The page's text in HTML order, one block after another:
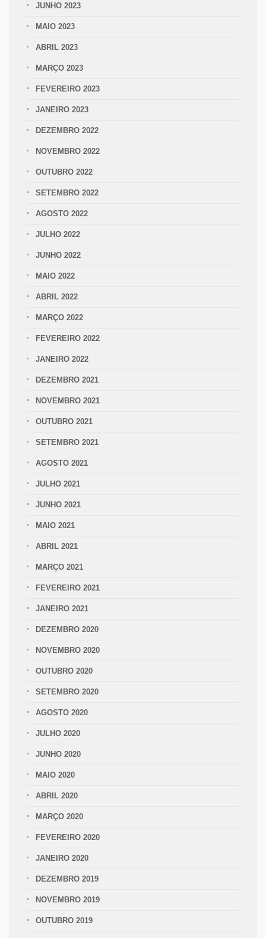
JUNHO 2023
MAIO 2023
ABRIL 2023
MARÇO 2023
FEVEREIRO 2023
JANEIRO 2023
DEZEMBRO 2022
NOVEMBRO 2022
OUTUBRO 2022
SETEMBRO 2022
AGOSTO 2022
JULHO 2022
JUNHO 2022
MAIO 2022
ABRIL 2022
MARÇO 2022
FEVEREIRO 2022
JANEIRO 2022
DEZEMBRO 2021
NOVEMBRO 2021
OUTUBRO 2021
SETEMBRO 2021
AGOSTO 2021
JULHO 2021
JUNHO 2021
MAIO 2021
ABRIL 2021
MARÇO 2021
FEVEREIRO 2021
JANEIRO 2021
DEZEMBRO 2020
NOVEMBRO 2020
OUTUBRO 2020
SETEMBRO 2020
AGOSTO 2020
JULHO 2020
JUNHO 2020
MAIO 2020
ABRIL 2020
MARÇO 2020
FEVEREIRO 2020
JANEIRO 2020
DEZEMBRO 2019
NOVEMBRO 2019
OUTUBRO 2019